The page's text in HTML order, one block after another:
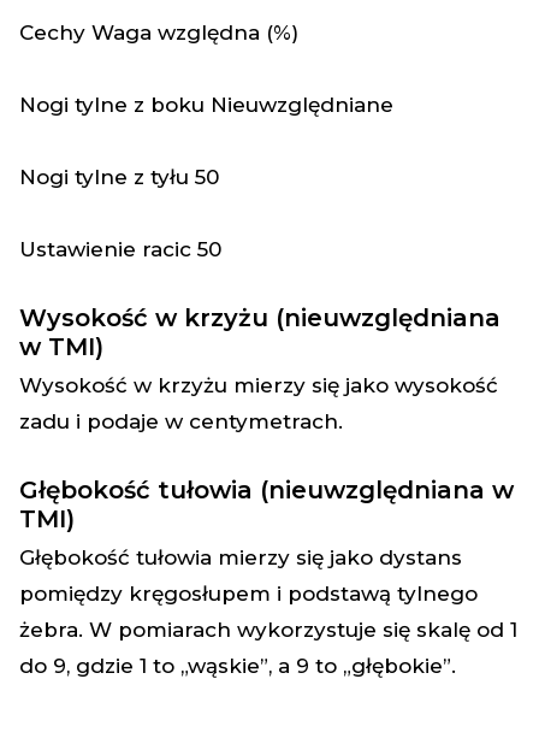
Cechy Waga względna (%)
Nogi tylne z boku Nieuwzględniane
Nogi tylne z tyłu 50
Ustawienie racic 50
Wysokość w krzyżu (nieuwzględniana
w TMI)
Wysokość w krzyżu mierzy się jako wysokość
zadu i podaje w centymetrach.
Głębokość tułowia (nieuwzględniana w
TMI)
Głębokość tułowia mierzy się jako dystans
pomiędzy kręgosłupem i podstawą tylnego
żebra. W pomiarach wykorzystuje się skalę od 1
do 9, gdzie 1 to „wąskie”, a 9 to „głębokie”.